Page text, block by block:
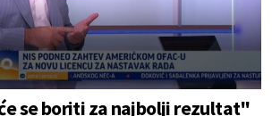
se boriti za najbolji rezultat"